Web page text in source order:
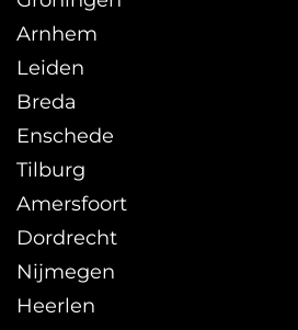
Arnhem
Leiden
Breda
Enschede
Tilburg
Amersfoort
Dordrecht
Nijmegen
Heerlen